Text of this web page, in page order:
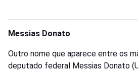
Messias Donato
Outro nome que aparece entre os
deputado federal Messias Donato